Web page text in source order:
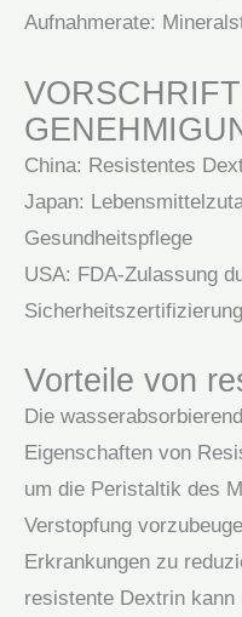
Aufnahmerate:
China: Resistentes
Japan:
Gesundheitspflege
USA: FDA-Zulassung
Sicherheitszertifizierung
Vorteile von
Die
Eigenschaften von
um die Peristaltik des
Verstopfung
Erkrankungen zu
resistente Dextrin kann